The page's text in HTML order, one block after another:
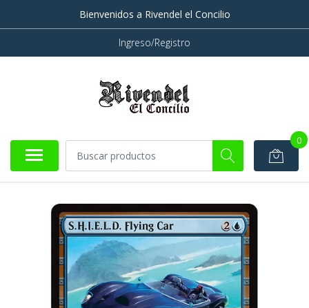
Bienvenidos a Rivendel el Concilio
Ingreso/Registro
0